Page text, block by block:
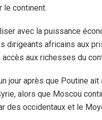
le continent.
avec la puissance
dirigeants africains aux
accès aux richesses du
jour après que Poutine
alors que Moscou
des occidentaux et le